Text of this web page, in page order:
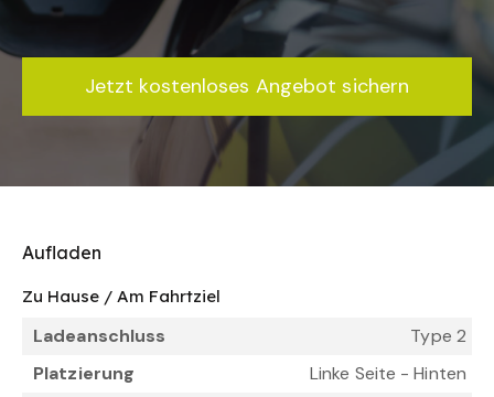
Jetzt kostenloses Angebot sichern
Aufladen
Zu Hause / Am Fahrtziel
Ladeanschluss
Type 2
Platzierung
Linke Seite - Hinten